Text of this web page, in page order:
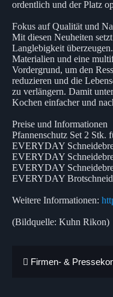
ordentlich und der Platz
Fokus auf Qualität und
Mit diesen Neuheiten
Langlebigkeit
Materialien und eine
Vordergrund, um den
reduzieren und die
zu verlängern. Damit
Kochen einfacher und
Preise und Informationen
Pfannenschutz Set 2 Stk.
EVERYDAY
EVERYDAY
EVERYDAY
EVERYDAY
Weitere Informationen:
(Bildquelle: Kuhn Rikon)
Firmen- &